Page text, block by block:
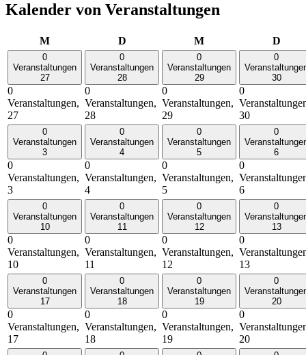
Kalender von Veranstaltungen
MMontag DDienstag MMittwoch D
0
Veranstaltungen
27
0
Veranstaltungen,
27
0
Veranstaltungen
28
0
Veranstaltungen,
28
0
Veranstaltungen
29
0
Veranstaltungen,
29
0
30
0
30
0
Veranstaltungen
3
0
Veranstaltungen,
3
0
Veranstaltungen
4
0
Veranstaltungen,
4
0
Veranstaltungen
5
0
Veranstaltungen,
5
0
6
0
6
0
Veranstaltungen
10
0
Veranstaltungen,
10
0
Veranstaltungen
11
0
Veranstaltungen,
11
0
Veranstaltungen
12
0
Veranstaltungen,
12
0
13
0
13
0
Veranstaltungen
17
0
Veranstaltungen,
17
0
Veranstaltungen
18
0
Veranstaltungen,
18
0
Veranstaltungen
19
0
Veranstaltungen,
19
0
20
0
20